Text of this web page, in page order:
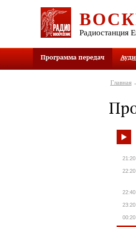
Радиостанция
Программа передач
Главная
21:20
22:20
22:40
23:20
00:20